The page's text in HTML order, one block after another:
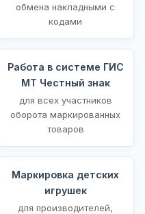
обмена накладными с
кодами
Работа в системе ГИС
МТ Честный знак
для всех участников
оборота маркированных
товаров
Маркировка детских
игрушек
для производителей,